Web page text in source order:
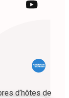
d’hôtes de